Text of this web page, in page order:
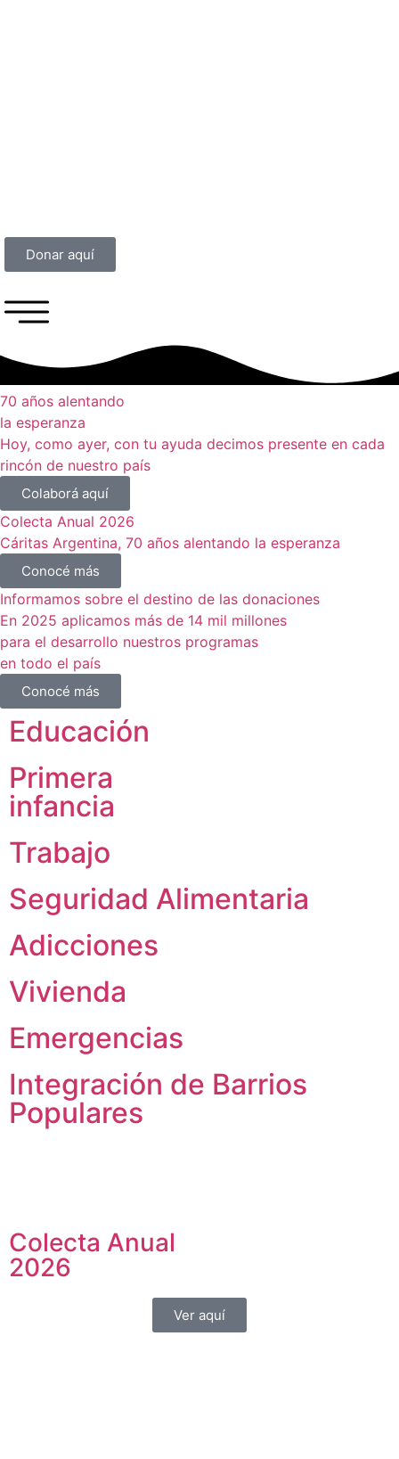
Donar aquí
70 años alentando
la esperanza
Hoy, como ayer, con tu ayuda decimos presente en cada
rincón de nuestro país
Colaborá aquí
Colecta Anual 2026
Cáritas Argentina, 70 años alentando la esperanza
Conocé más
Informamos sobre el destino de las donaciones
En 2025 aplicamos más de 14 mil millones
para el desarrollo nuestros programas
en todo el país
Conocé más
Educación
Primera
infancia
Trabajo
Seguridad Alimentaria
Adicciones
Vivienda
Emergencias
Integración de Barrios
Populares
Colecta Anual
2026
Ver aquí